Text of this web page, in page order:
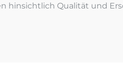
hinsichtlich Qualität und